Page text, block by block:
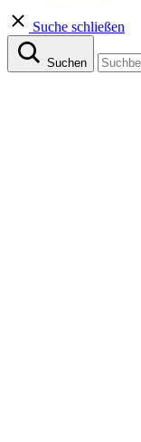
Suche schließen
Suchen